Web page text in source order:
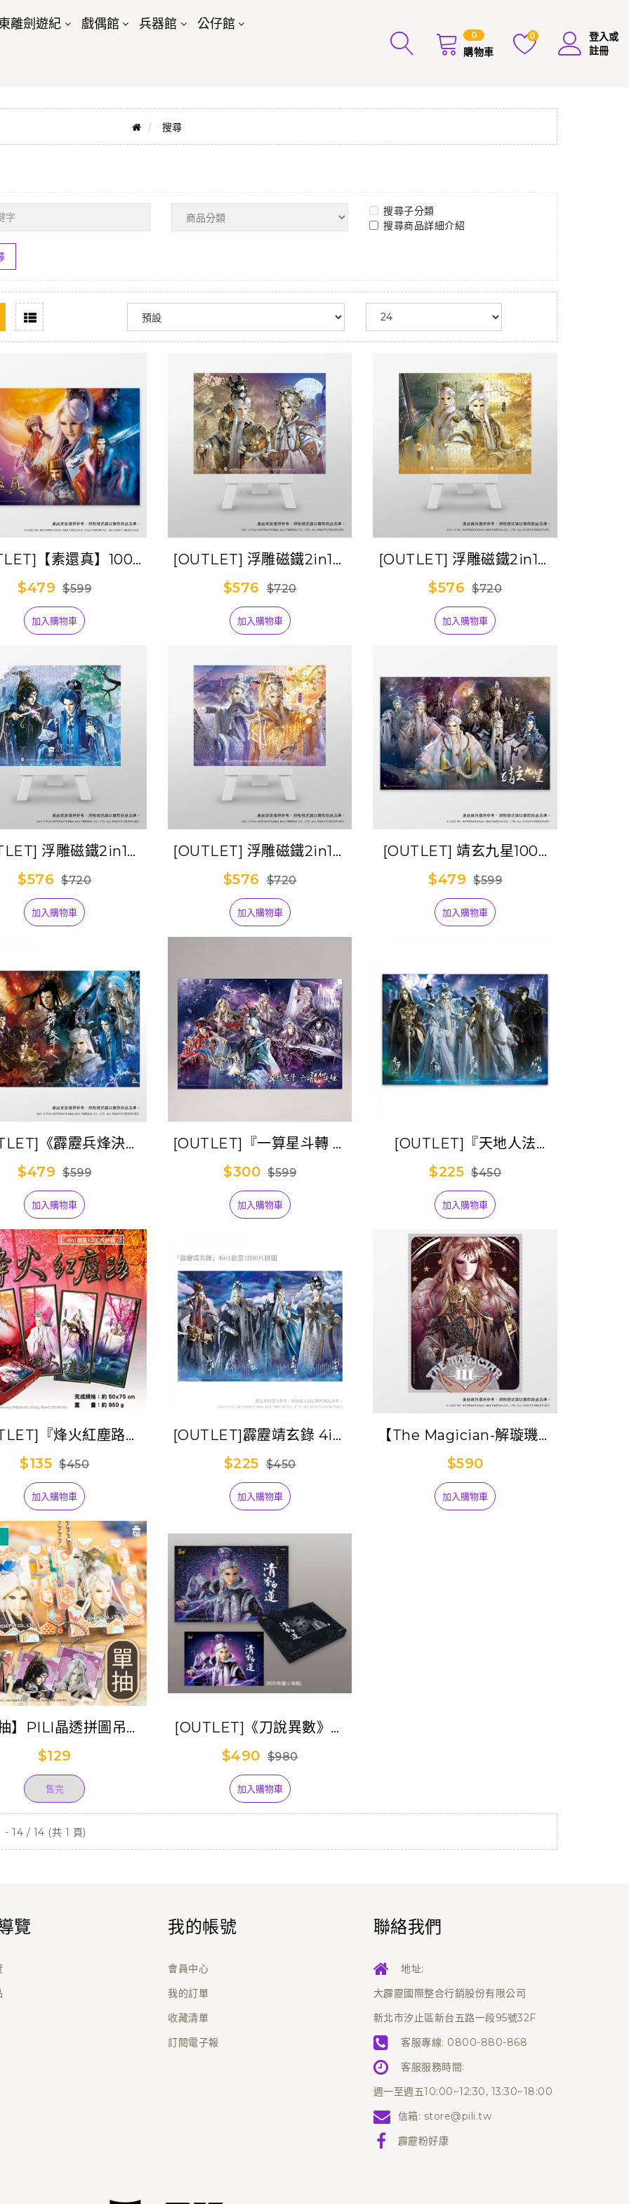
離劍遊紀 戲偶館 兵器館 公仔館
0
購物車
0
登入或
註冊
搜尋
搜尋子分類
搜尋商品詳細介紹
【素還真】1000
片拼圖
$479 $599
加入購物車
[OUTLET] 浮雕磁鐵2in1拼
圖-弦月仙劍
$576 $720
加入購物車
[OUTLET] 浮雕磁鐵2in1拼
圖-日月相映
$576 $720
加入購物車
浮雕磁鐵2in1拼
圖-柔水烽雲
$576 $720
加入購物車
[OUTLET] 浮雕磁鐵2in1拼
圖-道真雙秀
$576 $720
加入購物車
[OUTLET] 靖玄九星1000
片拼圖
$479 $599
加入購物車
《霹靂兵烽決》
1000片拼圖
$479 $599
加入購物車
[OUTLET]『一算星斗轉 ‧
六龍仰天驤』1000片拼圖
$300 $599
加入購物車
[OUTLET]『天地人法
Ver.2』4in1創意1000片拼
$225 $450
加入購物車
『烽火紅塵路』
創意1000片拼圖
$135 $450
加入購物車
[OUTLET]霹靂靖玄錄 4in1
創意1000片拼圖
$225 $450
加入購物車
【The Magician-解璇璣】
500片拼圖
$590
加入購物車
】PILI晶透拼圖吊飾
集抽包(單抽)
$129
售完
[OUTLET]《刀說異數》霹
靂藝術特展蒙太奇紀念拼圖
$490 $980
加入購物車
- 14 / 14 (共 1 頁)
覽 我的帳號
會員中心
我的訂單
收藏清單
訂閱電子報
聯絡我們
地址:
大霹靂國際整合行銷股份有限公司
新北市汐止區新台五路一段95號32F
客服專線: 0800-880-868
客服服務時間:
週一至週五10:00~12:30, 13:30~18:00
信箱: store@pili.tw
霹靂粉好康